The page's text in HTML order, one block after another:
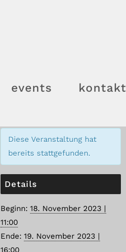
events kontakt
Diese Veranstaltung hat
bereits stattgefunden.
Details
Beginn: 18. November 2023 |
11:00
Ende: 19. November 2023 |
16:00